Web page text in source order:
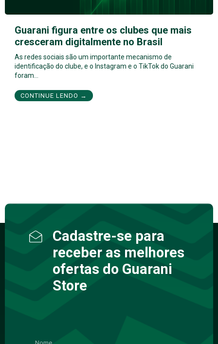
Guarani figura entre os clubes que mais
cresceram digitalmente no Brasil
As redes sociais são um importante mecanismo de
identificação do clube, e o Instagram e o TikTok do Guarani
foram…
CONTINUE LENDO →
Cadastre-se para
receber as melhores
ofertas do Guarani
Store